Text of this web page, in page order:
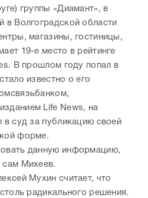
группы «Диамант», в
в Волгоградской области
магазины, гостиницы,
19-е место в рейтинге
В прошлом году попал в
известно о его
Life News, на
в суд за публикацию своей
форме.
данную информацию,
сам Михеев.
Мухин считает, что
радикального решения.